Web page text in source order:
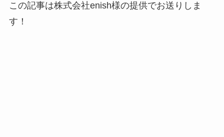
この記事は株式会社enish様の提供でお送りしま
す！